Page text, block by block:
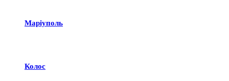
Маріуполь
Колос